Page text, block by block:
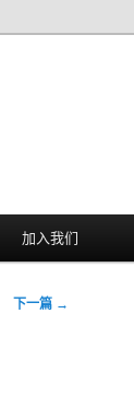
加入我们
下一篇 →